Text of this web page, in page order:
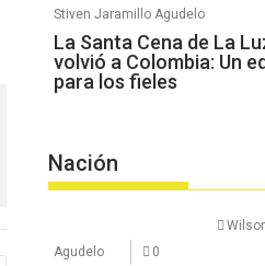
Stiven Jaramillo Agudelo
La Santa Cena de La
volvió a Colombia: Un
para los fieles
Nación
Agudelo
0